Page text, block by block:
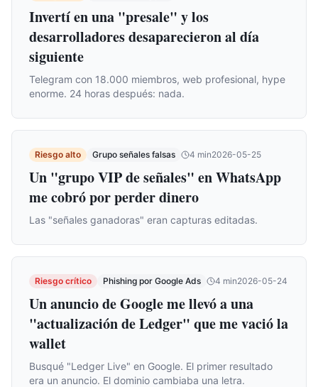
Invertí en una "presale" y los
desarrolladores desaparecieron al día
siguiente
Telegram con 18.000 miembros, web profesional, hype
enorme. 24 horas después: nada.
Riesgo alto Grupo señales falsas 4 min2026-05-25
Un "grupo VIP de señales" en WhatsApp
me cobró por perder dinero
Las "señales ganadoras" eran capturas editadas.
Riesgo crítico Phishing por Google Ads 4 min2026-05-24
Un anuncio de Google me llevó a una
"actualización de Ledger" que me vació la
wallet
Busqué "Ledger Live" en Google. El primer resultado
era un anuncio. El dominio cambiaba una letra.